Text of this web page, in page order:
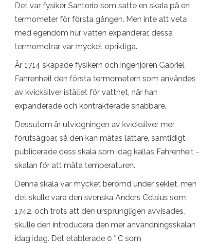
Det var fysiker Santorio som satte en skala på en
termometer för första gången. Men inte att veta
med egendom hur vatten expanderar, dessa
termometrar var mycket opriktiga.
År 1714 skapade fysikern och ingenjören Gabriel
Fahrenheit den första termometern som användes
av kvicksilver istället för vattnet, när han
expanderade och kontrakterade snabbare.
Dessutom är utvidgningen av kvicksilver mer
förutsägbar, så den kan mätas lättare, samtidigt
publicerade dess skala som idag kallas Fahrenheit -
skalan för att mäta temperaturen.
Denna skala var mycket berömd under seklet, men
det skulle vara den svenska Anders Celsius som
1742, och trots att den ursprungligen avvisades,
skulle den introducera den mer användningsskalan
idag idag. Det etablerade 0 ° C som